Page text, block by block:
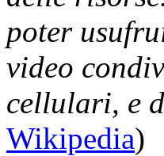
poter
video
cellulari, e
Wikipedia)